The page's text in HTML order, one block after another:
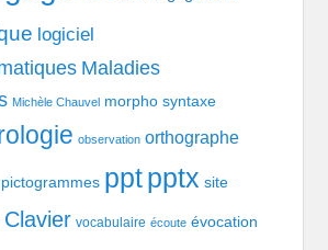
logiciel
Maladies
Michèle Chauvel morpho syntaxe
observation orthographe
pictogrammes pptpptx site
vocabulaire écoute évocation